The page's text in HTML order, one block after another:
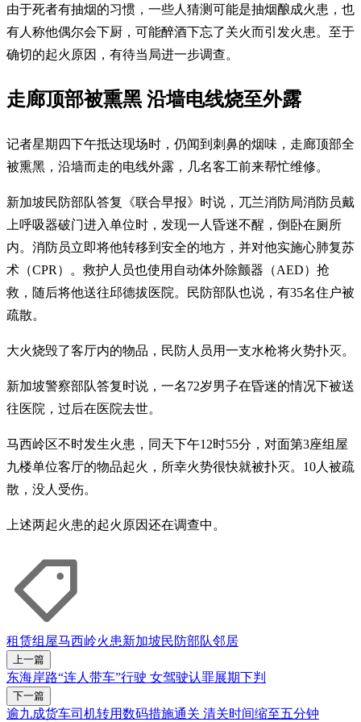
由于死者有抽烟的习惯，一些人猜测可能是抽烟酿成火患，也
有人称他偶尔会下厨，可能醉酒下忘了关火而引发火患。至于
确切的起火原因，有待当局进一步调查。
走廊顶部被熏黑 沿墙电线烧至外露
记者星期四下午抵达现场时，仍闻到刺鼻的烟味，走廊顶部全
被熏黑，沿墙而走的电线外露，几名客工前来帮忙维修。
新加坡民防部队答复《联合早报》时说，兀兰消防局消防员戴
上呼吸器破门进入单位时，发现一人昏迷不醒，倒卧在厕所
内。消防员立即将他转移到安全的地方，并对他实施心肺复苏
术（CPR）。救护人员也使用自动体外除颤器（AED）抢
救，随后将他送往邱德拔医院。民防部队也说，有35名住户被
疏散。
大火烧毁了客厅内的物品，民防人员用一支水枪将火势扑灭。
新加坡警察部队答复时说，一名72岁男子在昏迷的情况下被送
往医院，过后在医院去世。
马西岭区不时发生火患，同天下午12时55分，对面第3座组屋
九楼单位客厅的物品起火，所幸火势很快就被扑灭。10人被疏
散，没人受伤。
上述两起火患的起火原因还在调查中。
租赁组屋马西岭火患新加坡民防部队邻居
上一篇
东海岸路“连人带车”行驶 女驾驶认罪展期下判
下一篇
逾九成货车司机转用数码措施通关 清关时间缩至五分钟